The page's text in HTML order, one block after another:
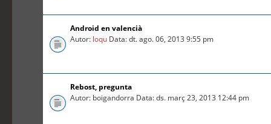
Android en valencià
Autor: loqu Data: dt. ago. 06, 2013 9:55 pm
Rebost, pregunta
Autor: boigandorra Data: ds. març 23, 2013 12:44 pm